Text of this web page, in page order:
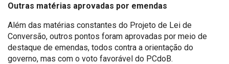
Outras matérias aprovadas por emendas
Além das matérias constantes do Projeto de Lei de
Conversão, outros pontos foram aprovadas por meio de
destaque de emendas, todos contra a orientação do
governo, mas com o voto favorável do PCdoB.